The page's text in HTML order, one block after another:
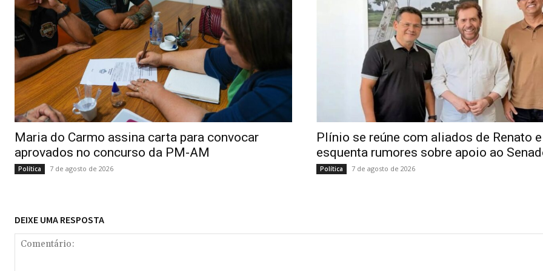
Maria do Carmo assina carta para convocar
aprovados no concurso da PM-AM
Política 7 de agosto de 2026
Plínio se reúne com aliados de Renato e
esquenta rumores sobre apoio ao
Política 7 de agosto de 2026
DEIXE UMA RESPOSTA